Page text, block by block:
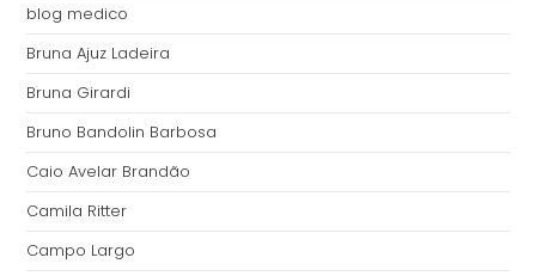
blog medico
Bruna Ajuz Ladeira
Bruna Girardi
Bruno Bandolin Barbosa
Caio Avelar Brandão
Camila Ritter
Campo Largo